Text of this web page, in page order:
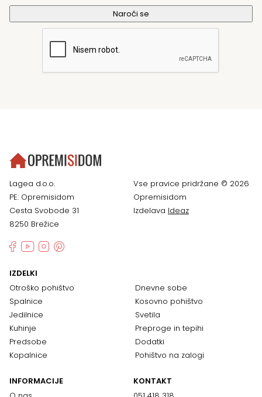
Lagea d.o.o.
PE: Opremisidom
Cesta Svobode 31
8250 Brežice
Vse pravice pridržane © 2026
Opremisidom
Izdelava Ideaz
IZDELKI
Otroško pohištvo
Spalnice
Jedilnice
Kuhinje
Predsobe
Kopalnice
Dnevne sobe
Kosovno pohištvo
Svetila
Preproge in tepihi
Dodatki
Pohištvo na zalogi
INFORMACIJE
KONTAKT